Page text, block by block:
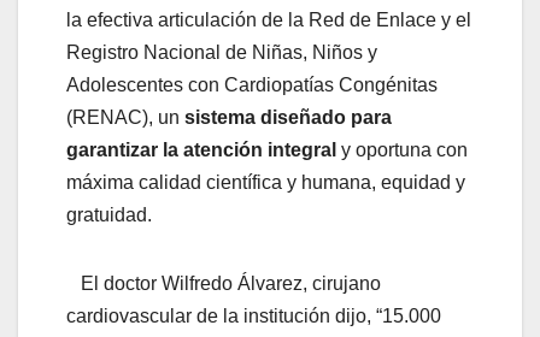
la efectiva articulación de la Red de Enlace y el
Registro Nacional de Niñas, Niños y
Adolescentes con Cardiopatías Congénitas
(RENAC), un sistema diseñado para
garantizar la atención integral y oportuna con
máxima calidad científica y humana, equidad y
gratuidad.
El doctor Wilfredo Álvarez, cirujano
cardiovascular de la institución dijo, “15.000